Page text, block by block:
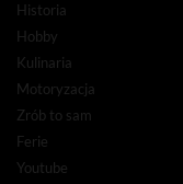
Historia
Hobby
Kulinaria
Motoryzacja
Zrób to sam
Ferie
Youtube